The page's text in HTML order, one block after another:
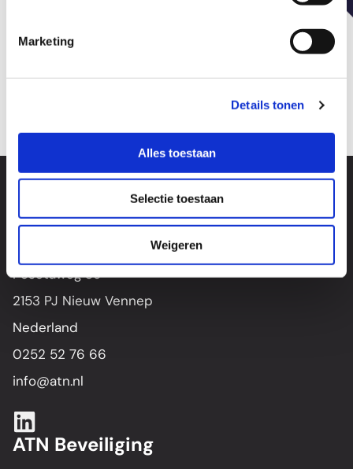
Marketing
Details tonen
Alles toestaan
Selectie toestaan
Weigeren
Pesetaweg 39
2153 PJ Nieuw Vennep
Nederland
0252 52 76 66
info@atn.nl
ATN Beveiliging